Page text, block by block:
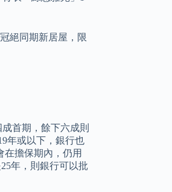
絕同期新居屋，限
首期，餘下六成則
年或以下，銀行也
在擔保期內，仍用
年，則銀行可以批